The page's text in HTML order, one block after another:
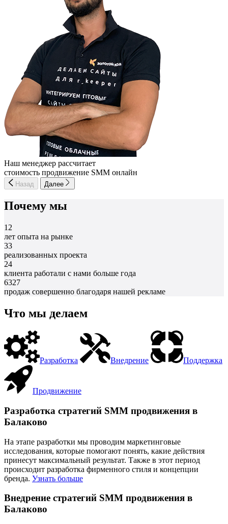
Наш менеджер рассчитает
стоимость продвижение SMM онлайн
Назад Далее
Почему мы
12
лет опыта на рынке
33
реализованных проекта
24
клиента работали с нами больше года
6327
продаж совершенно благодаря нашей рекламе
Что мы делаем
Разработка Внедрение Поддержка
Продвижение
Разработка стратегий SMM продвижения в
Балаково
На этапе разработки мы проводим маркетинговые
исследования, которые помогают понять, какие действия
принесут максимальный результат. Также в этот период
происходит разработка фирменного стиля и концепции
бренда. Узнать больше
Внедрение стратегий SMM продвижения в
Балаково